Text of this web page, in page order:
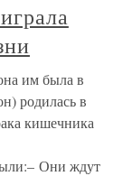
им была в
родилась в
кишечника
Они ждут